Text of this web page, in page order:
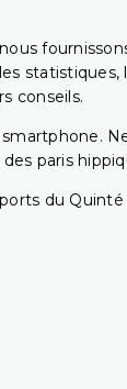
statistiques,
conseils.
paris
du Quinté